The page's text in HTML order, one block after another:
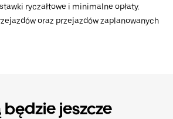
ryczałtowe i minimalne opłaty.
oraz przejazdów zaplanowanych
będzie jeszcze